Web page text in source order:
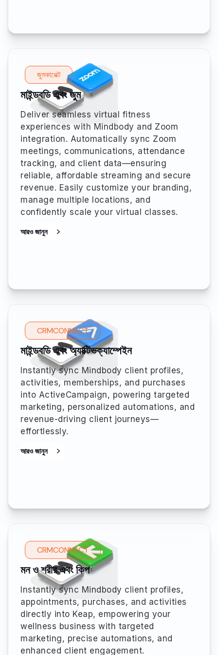
জুমকানেক্ট
মাইন্ডবডি এবং জুম
Deliver seamless virtual fitness
experiences with Mindbody and Zoom
integration. Automatically sync Zoom
meetings, communications, attendance
tracking, and client data—ensuring
reliable, affordable streaming and secure
revenue. Easily customize your branding,
manage multiple locations, and
confidently scale your virtual classes.
আরও জানুন
CRMCONNECT
মাইন্ডবডি এবং অ্যাক্টিভক্যাম্পেইন
Instantly sync Mindbody client profiles,
activities, memberships, and purchases
into ActiveCampaign, powering targeted
marketing, personalized automations, and
revenue-driving client journeys—
effortlessly.
আরও জানুন
CRMCONNECT
মন ও শরীর এবং কিপ
Instantly sync Mindbody client profiles,
appointments, purchases, and activities
directly into Keap, empowering your
wellness business with targeted
marketing, precise automations, and
enhanced client engagement.